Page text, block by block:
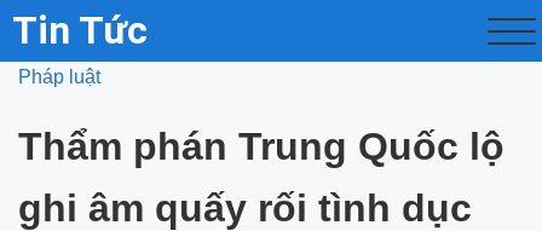
Tin Tức
Pháp luật
Thẩm phán Trung Quốc lộ
ghi âm quấy rối tình dục